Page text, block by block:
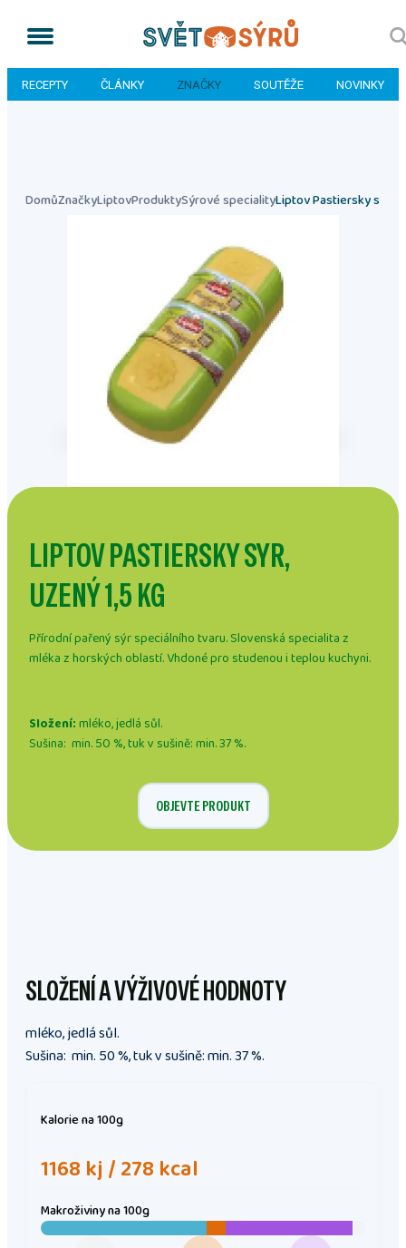
RECEPTY ČLÁNKY ZNAČKY SOUTĚŽE NOVINKY
DomůZnačkyLiptovProduktySýrové specialityLiptov Pastiersky syr,
LIPTOV PASTIERSKY SYR,
UZENÝ 1,5 KG
Přírodní pařený sýr speciálního tvaru. Slovenská specialita z
mléka z horských oblastí. Vhdoné pro studenou i teplou kuchyni.
Složení:mléko, jedlá sůl.
Sušina: min. 50 %, tuk v sušině: min. 37 %.
OBJEVTE PRODUKT
SLOŽENÍ A VÝŽIVOVÉ HODNOTY
mléko, jedlá sůl.
Sušina: min. 50 %, tuk v sušině: min. 37 %.
Kaloriena 100g
1168 kj / 278 kcal
Makroživinyna 100g